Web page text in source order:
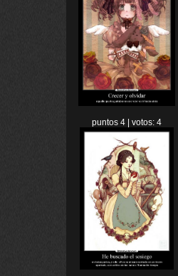
puntos 4 | votos: 4